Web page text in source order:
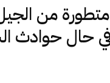
من الجيل
في حال حوادث